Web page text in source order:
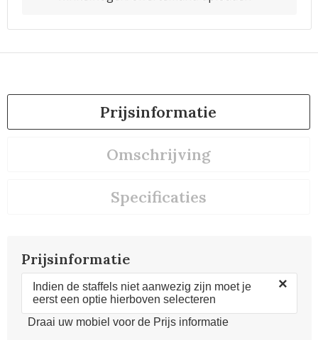
Prijsinformatie
Omschrijving
Specificaties
Prijsinformatie
Indien de staffels niet aanwezig zijn moet je
eerst een optie hierboven selecteren
×
Draai uw mobiel voor de Prijs informatie